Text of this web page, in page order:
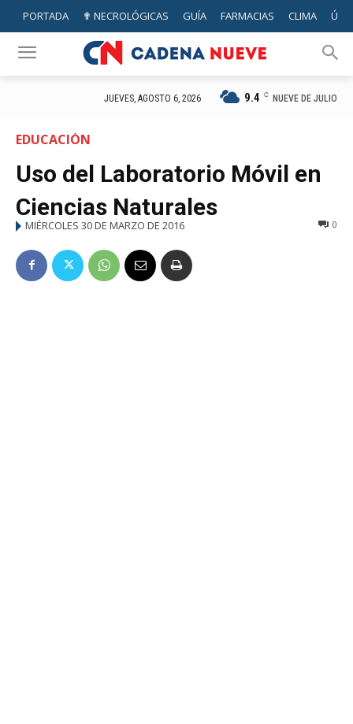
PORTADA ✟ NECROLÓGICAS GUÍA FARMACIAS CLIMA
JUEVES, AGOSTO 6, 2026 9.4 C NUEVE DE JULIO
EDUCACIÓN
Uso del Laboratorio Móvil en
Ciencias Naturales
MIÉRCOLES 30 DE MARZO DE 2016 0